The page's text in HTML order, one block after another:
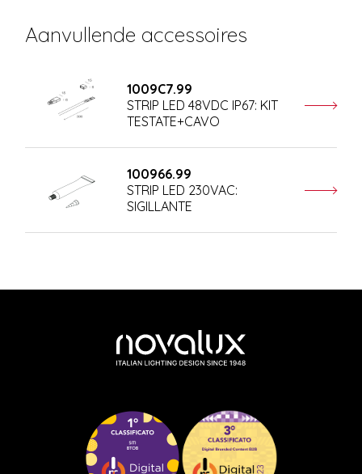
Aanvullende accessoires
1009C7.99
STRIP LED 48VDC IP67: KIT
TESTATE+CAVO
100966.99
STRIP LED 230VAC:
SIGILLANTE